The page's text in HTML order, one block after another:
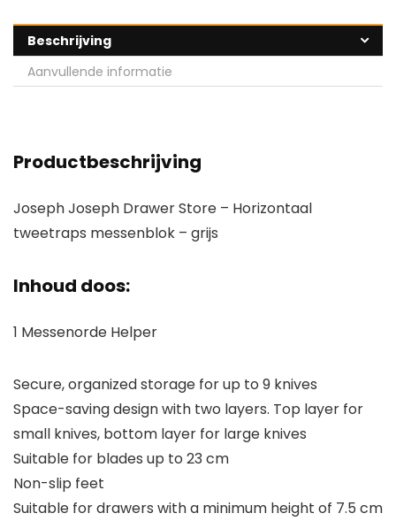
Beschrijving
Aanvullende informatie
Productbeschrijving
Joseph Joseph Drawer Store – Horizontaal
tweetraps messenblok – grijs
Inhoud doos:
1 Messenorde Helper
Secure, organized storage for up to 9 knives
Space-saving design with two layers. Top layer for
small knives, bottom layer for large knives
Suitable for blades up to 23 cm
Non-slip feet
Suitable for drawers with a minimum height of 7.5 cm